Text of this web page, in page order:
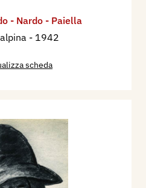
- Nardo - Paiella
- 1942
scheda